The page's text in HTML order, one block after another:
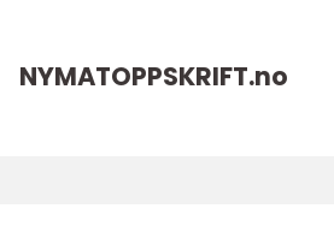
NYMATOPPSKRIFT.no